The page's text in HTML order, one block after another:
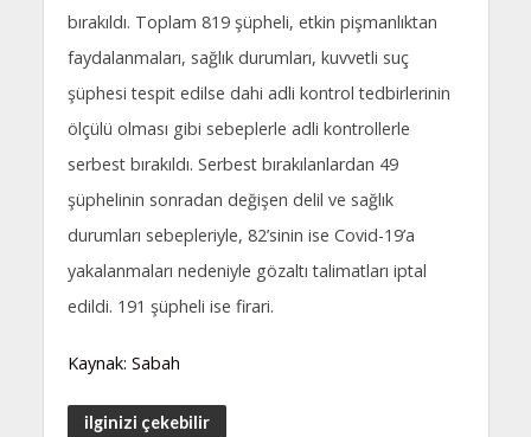
bırakıldı. Toplam 819 şüpheli, etkin pişmanlıktan
faydalanmaları, sağlık durumları, kuvvetli suç
şüphesi tespit edilse dahi adli kontrol tedbirlerinin
ölçülü olması gibi sebeplerle adli kontrollerle
serbest bırakıldı. Serbest bırakılanlardan 49
şüphelinin sonradan değişen delil ve sağlık
durumları sebepleriyle, 82’sinin ise Covid-19’a
yakalanmaları nedeniyle gözaltı talimatları iptal
edildi. 191 şüpheli ise firari.
Kaynak: Sabah
ilginizi çekebilir